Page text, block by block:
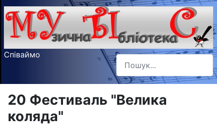
Співаймо Пошук
Type 2 or more characters
20 Фестиваль "Велика
коляда"